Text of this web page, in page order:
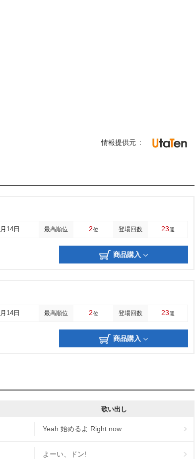
情報提供元
14日 最高順位 2位 登場回数 23週
商品購入
14日 最高順位 2位 登場回数 23週
商品購入
歌い出し
Yeah 始めるよ Right now
よーい、ドン!